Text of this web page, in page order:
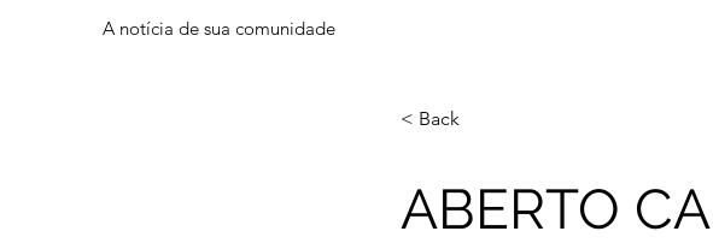
A notícia de sua comunidade
< Back
ABERTO